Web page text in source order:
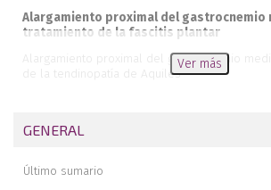
Alargamiento proximal del gastrocnemio
tratamiento de la fascitis plantar
Alargamiento proximal del gastrocnemio
de la tendinopatía de Aquiles
¿Por qué yo no realizo el alargamiento del
Ver más
GENERAL
Último sumario